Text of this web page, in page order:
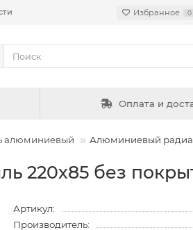
Избранное 0
Оплата и
алюминиевый Алюминиевый
220х85 без
Артикул:
Производитель: